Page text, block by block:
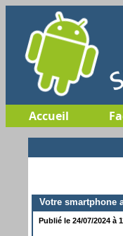
Accueil
Votre smartphone
Publié le 24/07/2024 à